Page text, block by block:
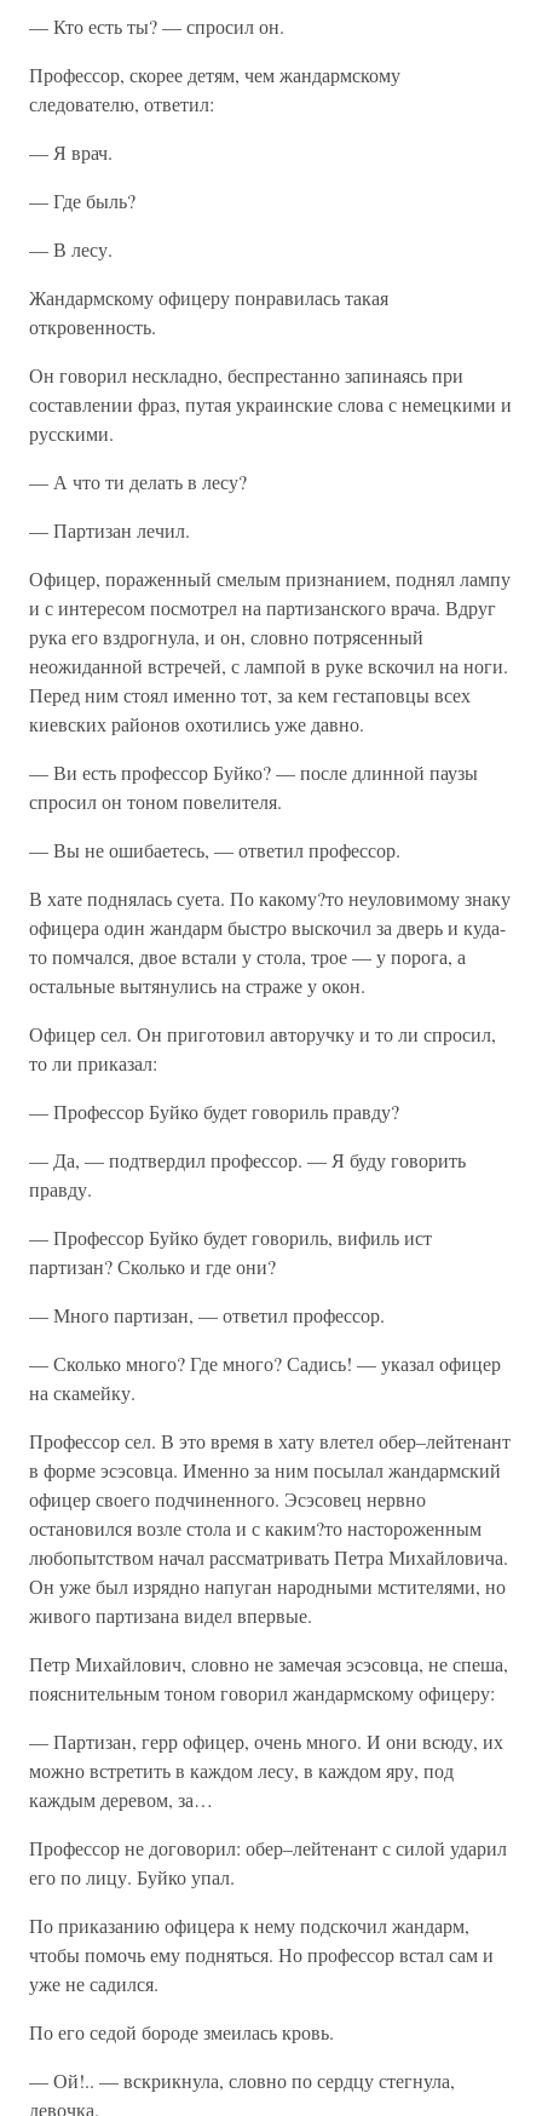
— Кто есть ты? — спросил он.
Профессор, скорее детям, чем жандармскому
следователю, ответил:
— Я врач.
— Где быль?
— В лесу.
Жандармскому офицеру понравилась такая
откровенность.
Он говорил нескладно, беспрестанно запинаясь при
составлении фраз, путая украинские слова с немецкими и
русскими.
— А что ти делать в лесу?
— Партизан лечил.
Офицер, пораженный смелым признанием, поднял лампу
и с интересом посмотрел на партизанского врача. Вдруг
рука его вздрогнула, и он, словно потрясенный
неожиданной встречей, с лампой в руке вскочил на ноги.
Перед ним стоял именно тот, за кем гестаповцы всех
киевских районов охотились уже давно.
— Ви есть профессор Буйко? — после длинной паузы
спросил он тоном повелителя.
— Вы не ошибаетесь, — ответил профессор.
В хате поднялась суета. По какому?то неуловимому знаку
офицера один жандарм быстро выскочил за дверь и куда-
то помчался, двое встали у стола, трое — у порога, а
остальные вытянулись на страже у окон.
Офицер сел. Он приготовил авторучку и то ли спросил,
то ли приказал:
— Профессор Буйко будет говориль правду?
— Да, — подтвердил профессор. — Я буду говорить
правду.
— Профессор Буйко будет говориль, вифиль ист
партизан? Сколько и где они?
— Много партизан, — ответил профессор.
— Сколько много? Где много? Садись! — указал офицер
на скамейку.
Профессор сел. В это время в хату влетел обер–лейтенант
в форме эсэсовца. Именно за ним посылал жандармский
офицер своего подчиненного. Эсэсовец нервно
остановился возле стола и с каким?то настороженным
любопытством начал рассматривать Петра Михайловича.
Он уже был изрядно напуган народными мстителями, но
живого партизана видел впервые.
Петр Михайлович, словно не замечая эсэсовца, не спеша,
пояснительным тоном говорил жандармскому офицеру:
— Партизан, герр офицер, очень много. И они всюду, их
можно встретить в каждом лесу, в каждом яру, под
каждым деревом, за…
Профессор не договорил: обер–лейтенант с силой ударил
его по лицу. Буйко упал.
По приказанию офицера к нему подскочил жандарм,
чтобы помочь ему подняться. Но профессор встал сам и
уже не садился.
По его седой бороде змеилась кровь.
— Ой!.. — вскрикнула, словно по сердцу стегнула,
девочка.